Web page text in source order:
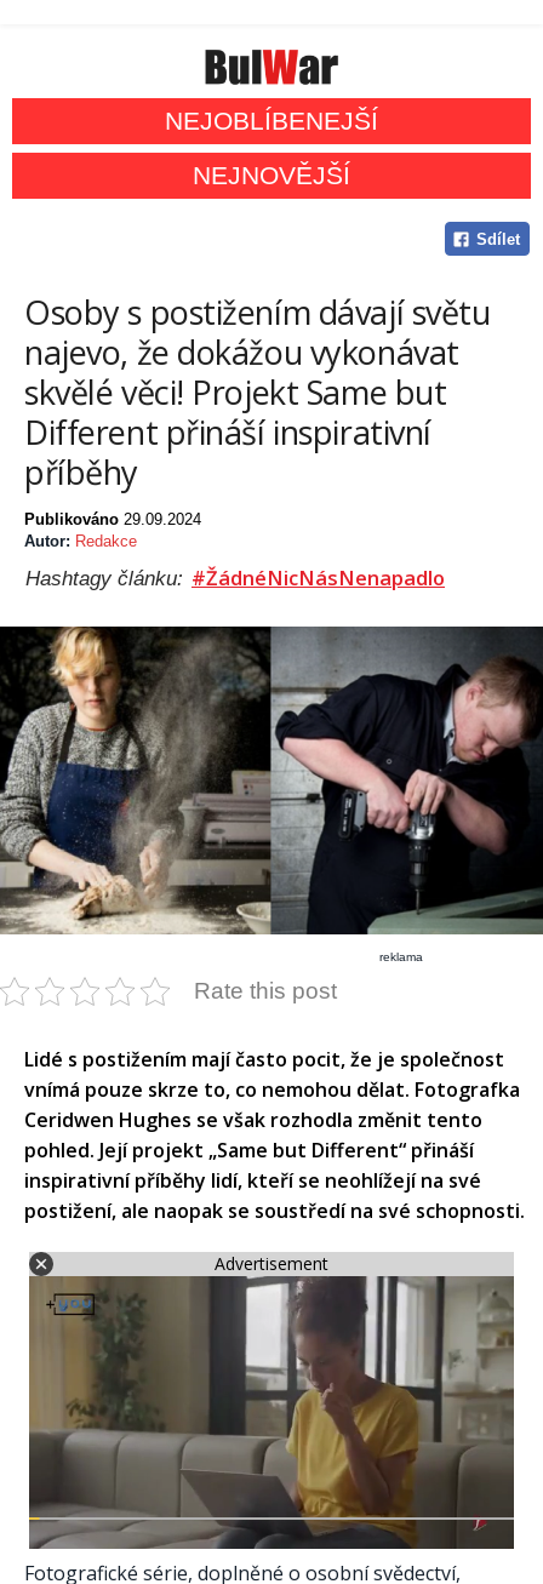
NEJOBLÍBENEJŠÍ
NEJNOVĚJŠÍ
Sdílet
Osoby s postižením dávají světu
najevo, že dokážou vykonávat
skvělé věci! Projekt Same but
Different přináší inspirativní
příběhy
Publikováno 29.09.2024
Autor: Redakce
Hashtagy článku: #ŽádnéNicNásNenapadlo
reklama
Rate this post
Lidé s postižením mají často pocit, že je společnost
vnímá pouze skrze to, co nemohou dělat. Fotografka
Ceridwen Hughes se však rozhodla změnit tento
pohled. Její projekt „Same but Different“ přináší
inspirativní příběhy lidí, kteří se neohlížejí na své
postižení, ale naopak se soustředí na své schopnosti.
Advertisement
Fotografické série, doplněné o osobní svědectví,